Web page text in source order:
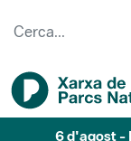
6 d'agost -